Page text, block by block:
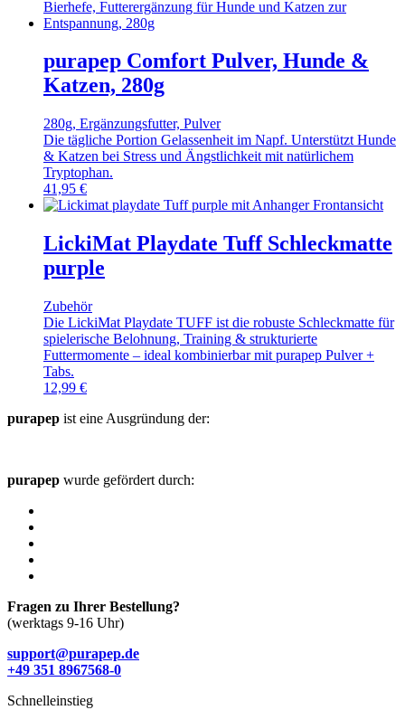
purapep Comfort Pulver, Hunde &
Katzen, 280g
280g, Ergänzungsfutter, Pulver
Die tägliche Portion Gelassenheit im Napf. Unterstützt Hunde
& Katzen bei Stress und Ängstlichkeit mit natürlichem
Tryptophan.
41,95 €
LickiMat Playdate Tuff Schleckmatte
purple
Zubehör
Die LickiMat Playdate TUFF ist die robuste Schleckmatte für
spielerische Belohnung, Training & strukturierte
Futtermomente – ideal kombinierbar mit purapep Pulver +
Tabs.
12,99 €
purapep ist eine Ausgründung der:
purapep wurde gefördert durch:
Fragen zu Ihrer Bestellung?
(werktags 9-16 Uhr)
support@purapep.de
+49 351 8967568-0
Schnelleinstieg